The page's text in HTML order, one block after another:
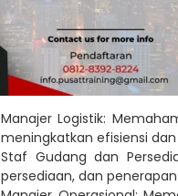
Manajer Logistik:
meningkatkan efisiensi
Staf Gudang dan
persediaan, dan